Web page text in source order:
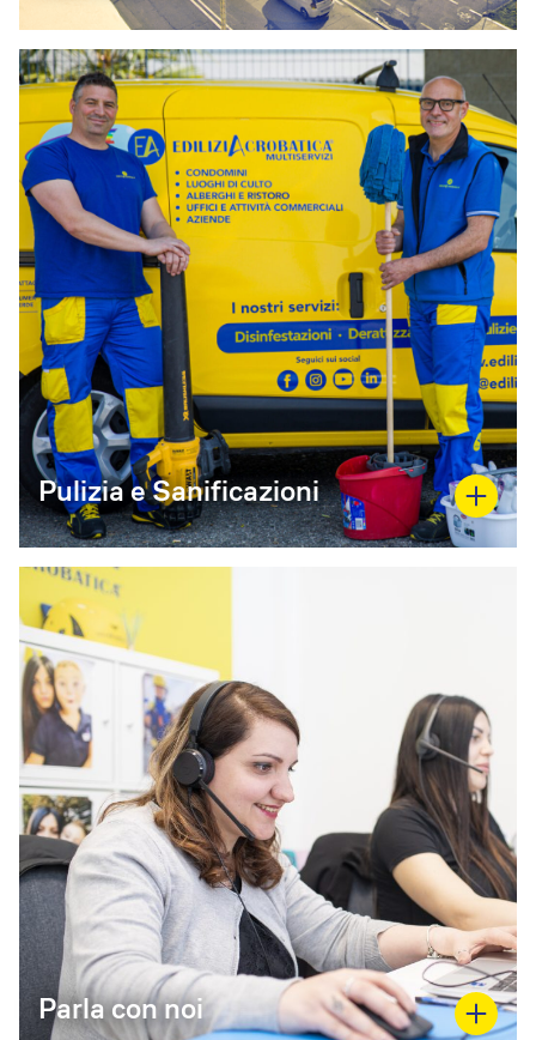
Pulizia e Sanificazioni
Parla con noi